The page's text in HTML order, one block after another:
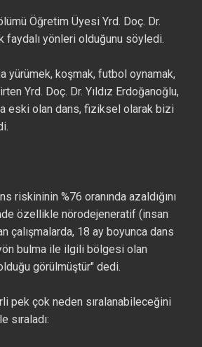
Öğretim Üyesi Yrd. Doç. Dr.
faydalı yönleri olduğunu söyledi.
yürümek, koşmak, futbol oynamak,
Yrd. Doç. Dr. Yıldız Erdoğanoğlu,
eski olan dans, fiziksel olarak bizi
riskininin %76 oranında azaldığını
özellikle nörodejeneratif (insan
çalışmalarda, 18 ay boyunca dans
bulma ile ilgili bölgesi olan
görülmüştür" dedi.
pek çok neden sıralanabileceğini
sıraladı: